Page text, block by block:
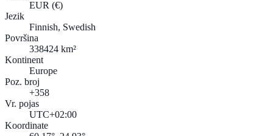
EUR (€)
Jezik
Finnish, Swedish
Površina
338424 km²
Kontinent
Europe
Poz. broj
+358
Vr. pojas
UTC+02:00
Koordinate